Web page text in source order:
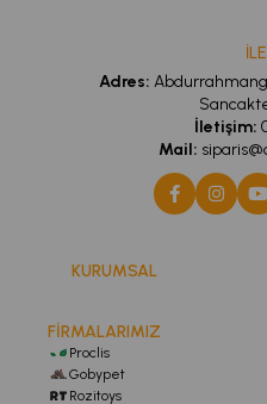
Adres:
İletişim:
Mail:
KURUMSAL
FİRMALARIMIZ
Proclis
Gobypet
Rozitoys